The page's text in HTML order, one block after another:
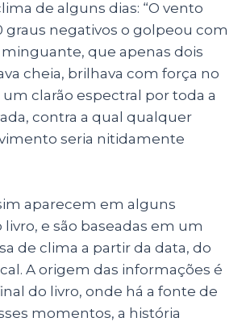
de alguns dias: “O vento
graus negativos o golpeou com
minguante, que apenas dois
cheia, brilhava com força no
clarão espectral por toda a
contra a qual qualquer
seria nitidamente
aparecem em alguns
e são baseadas em um
de clima a partir da data, do
A origem das informações é
do livro, onde há a fonte de
momentos, a história